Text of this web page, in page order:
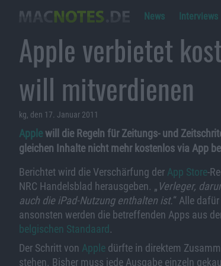
News Interviews
Apple verbietet
will mitverdienen
kg, den 17. Januar 2011
Apple will die Regeln für Zeitungs- und
gleichen Inhalte nicht mehr kostenlos via App
Berichtet wird die Verschärfung der App Store-
NRC Handelsblad herausgeben. „ Verleger,
auch die iPad-Nutzung enthalten ist.“ Alle
ansonsten werden die betreffenden Apps aus
belgischen Standaard .
Der Schritt von Apple dürfte in direktem
stehen. Bisher muss jede Ausgabe einzeln